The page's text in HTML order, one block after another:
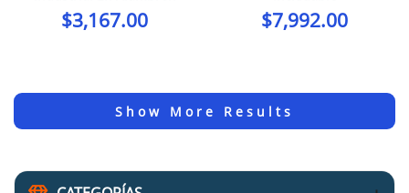
$3,167.00 $7,992.00